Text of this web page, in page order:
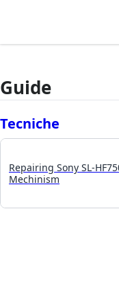
Guide
Tecniche
Repairing Sony SL-
Mechinism